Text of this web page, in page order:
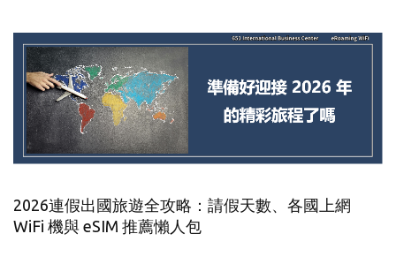
2026連假出國旅遊全攻略：請假天數、各國上網
WiFi 機與 eSIM 推薦懶人包